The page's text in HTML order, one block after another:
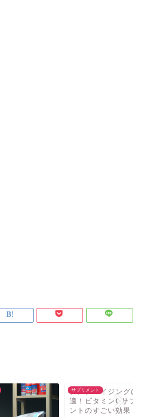
サプリメント
アンチエイジングに
適！ビタミンCサプ
ントのすごい効果